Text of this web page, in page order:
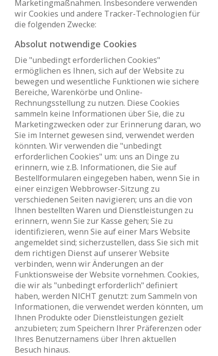
Marketingmaßnahmen. Insbesondere verwenden
wir Cookies und andere Tracker-Technologien für
die folgenden Zwecke:
Absolut notwendige Cookies
Die "unbedingt erforderlichen Cookies"
ermöglichen es Ihnen, sich auf der Website zu
bewegen und wesentliche Funktionen wie sichere
Bereiche, Warenkörbe und Online-
Rechnungsstellung zu nutzen. Diese Cookies
sammeln keine Informationen über Sie, die zu
Marketingzwecken oder zur Erinnerung daran, wo
Sie im Internet gewesen sind, verwendet werden
könnten. Wir verwenden die "unbedingt
erforderlichen Cookies" um: uns an Dinge zu
erinnern, wie z.B. Informationen, die Sie auf
Bestellformularen eingegeben haben, wenn Sie in
einer einzigen Webbrowser-Sitzung zu
verschiedenen Seiten navigieren; uns an die von
Ihnen bestellten Waren und Dienstleistungen zu
erinnern, wenn Sie zur Kasse gehen; Sie zu
identifizieren, wenn Sie auf einer Mars Website
angemeldet sind; sicherzustellen, dass Sie sich mit
dem richtigen Dienst auf unserer Website
verbinden, wenn wir Änderungen an der
Funktionsweise der Website vornehmen. Cookies,
die wir als "unbedingt erforderlich" definiert
haben, werden NICHT genutzt: zum Sammeln von
Informationen, die verwendet werden könnten, um
Ihnen Produkte oder Dienstleistungen gezielt
anzubieten; zum Speichern Ihrer Präferenzen oder
Ihres Benutzernamens über Ihren aktuellen
Besuch hinaus.